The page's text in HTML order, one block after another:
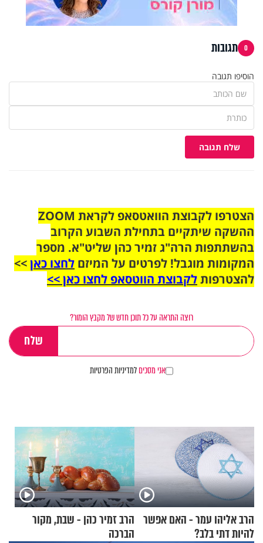
0 תגובות
הוסיפו תגובה
שלח תגובה
הצטרפו לקבוצת הוואטסאפ לקראת ZOOM
ההשקה שיתקיים בתחילת השבוע הקרוב
בהשתתפות הרה"ג זמיר כהן שליט"א. מספר
המקומות מוגבל! לפרטים על המיזם לחצו כאן>>
להצטרפותלקבוצת הווטסאפ לחצו כאן >>
רוצה התראה על כל תוכן חדש של מקבץ הומור?
אני מסכיםלמדיניות הפרטיות
הרב אליהו עמר - האם אפשר
להיות דתי בלב?
הרב זמיר כהן - שבת, מקור
הברכה